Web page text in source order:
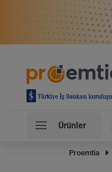
Ürünler
Proemtia